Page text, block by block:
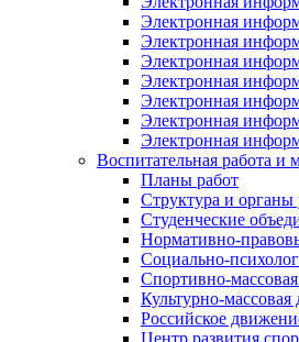
Электронная
Электронная
Электронная
Электронная
Электронная
Электронная
Электронная
Воспитательная работа и
Планы работ
Структура и органы
Студенческие
Нормативно-
Социально-
Спортивно-массовая
Культурно-массовая
Российское
Центр развития